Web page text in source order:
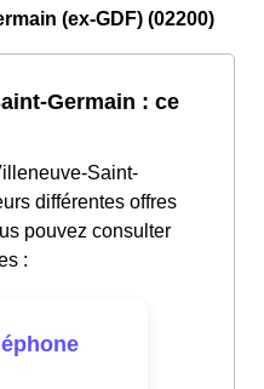
(ex-GDF) (02200)
Germain : ce
Saint-
différentes offres
pouvez consulter
: